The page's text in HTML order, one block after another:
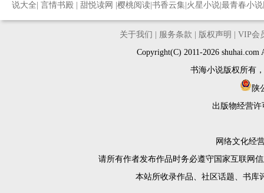
说大全 言情书殿 甜悦读网 樱桃阅读 书香云集 火星小说 最青春小
关于我们 服务条款 版权声明
VIP会
Copyright(C) 2011-2026
书海小说版权所有
陕
出版物经营许
网络文化经
请所有作者发布作品时务必遵守国家互联网
本站所收录作品、社区话题、书库